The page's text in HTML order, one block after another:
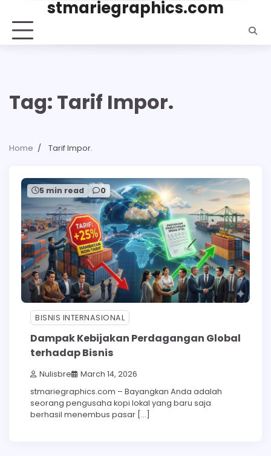
content
stmariegraphics.com
Tag: Tarif Impor.
Home Tarif Impor.
5 min read 0
BISNIS INTERNASIONAL
Dampak Kebijakan Perdagangan Global
terhadap Bisnis
Nulisbre March 14, 2026
stmariegraphics.com – Bayangkan Anda adalah
seorang pengusaha kopi lokal yang baru saja
berhasil menembus pasar […]